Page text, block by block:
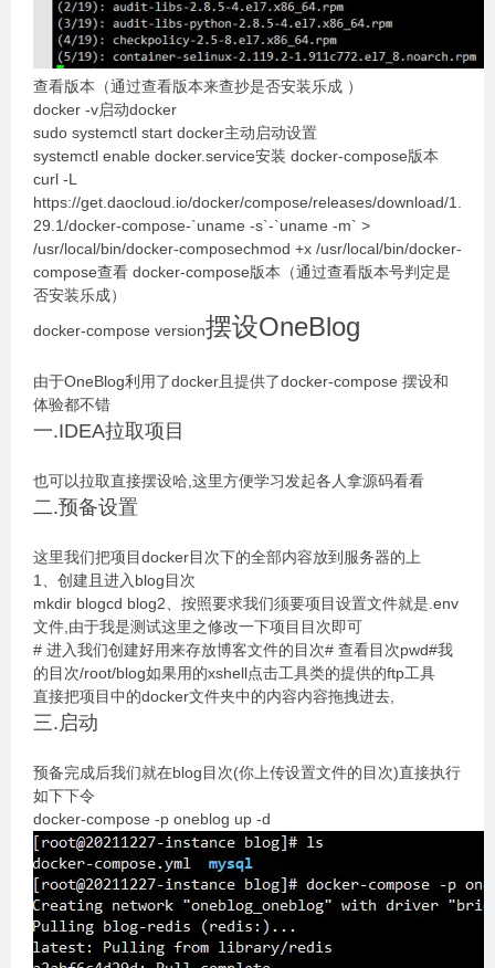
查看版本（通过查看版本来查抄是否安装乐成 ）
docker -v启动docker
sudo systemctl start docker主动启动设置
systemctl enable docker.service安装 docker-compose版本
curl -L
https://get.daocloud.io/docker/compose/releases/download/1.
29.1/docker-compose-`uname -s`-`uname -m` >
/usr/local/bin/docker-composechmod +x /usr/local/bin/docker-
compose查看 docker-compose版本（通过查看版本号判定是
否安装乐成）
docker-compose version摆设OneBlog
由于OneBlog利用了docker且提供了docker-compose 摆设和
体验都不错
一.IDEA拉取项目
也可以拉取直接摆设哈,这里方便学习发起各人拿源码看看
二.预备设置
这里我们把项目docker目次下的全部内容放到服务器的上
1、创建且进入blog目次
mkdir blogcd blog2、按照要求我们须要项目设置文件就是.env
文件,由于我是测试这里之修改一下项目目次即可
# 进入我们创建好用来存放博客文件的目次# 查看目次pwd#我
的目次/root/blog如果用的xshell点击工具类的提供的ftp工具
直接把项目中的docker文件夹中的内容内容拖拽进去,
三.启动
预备完成后我们就在blog目次(你上传设置文件的目次)直接执行
如下下令
docker-compose -p oneblog up -d